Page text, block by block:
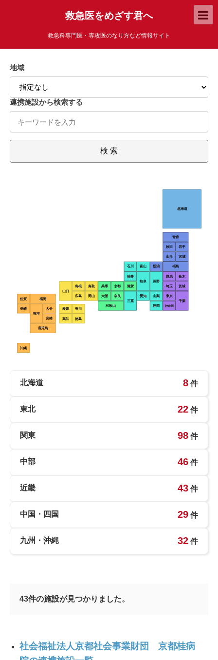
救急医をめざす君へ
救急科専門医・専攻医のなり方など情報サイト
地域
連携施設から検索する
検 索
北海道
青森
秋田 岩手
山形 宮城
福島
新潟
群馬 栃木
埼玉 茨城
東京
神奈川
千葉
石川 富山
福井
岐阜
長野
愛知 山梨
静岡
三重
滋賀
京都
兵庫
奈良
大阪
和歌山
鳥取
岡山
島根
広島
山口
香川
徳島
愛媛
高知
佐賀 福岡
長崎
熊本
大分
宮崎
鹿児島
沖縄
北海道 8 件
東北 22 件
関東 98 件
中部 46 件
近畿 43 件
中国・四国 29 件
九州・沖縄 32 件
43件の施設が見つかりました。
社会福祉法人京都社会事業財団 京都桂病